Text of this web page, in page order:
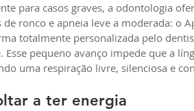
para casos graves, a odontologia
ronco e apneia leve a moderada: o
totalmente personalizada pelo
pequeno avanço impede que a
uma respiração livre, silenciosa e
a ter energia